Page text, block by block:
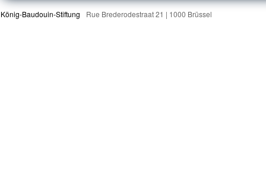
König-Baudouin-Stiftung Rue Brederodestraat 21 | 1000 Brüssel